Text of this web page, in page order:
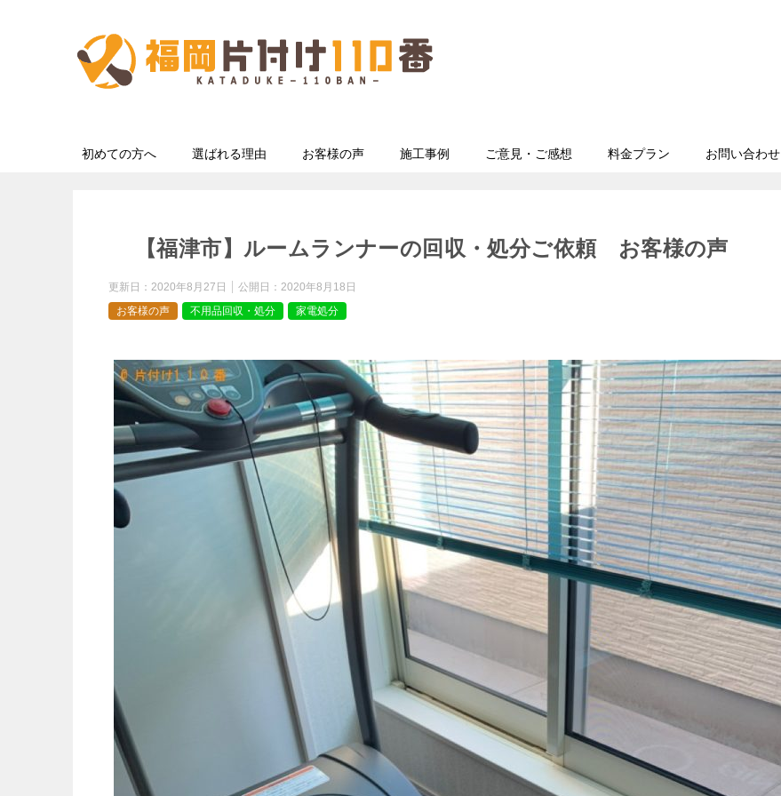
初めての方へ 選ばれる理由 お客様の声 施工事例 ご意見・ご感想 料金プラン お問い合わせ
【福津市】ルームランナーの回収・処分ご依頼 お客様の声
更新日： 2020年8月27日 公開日： 2020年8月18日
お客様の声
不用品回収・処分 家電処分